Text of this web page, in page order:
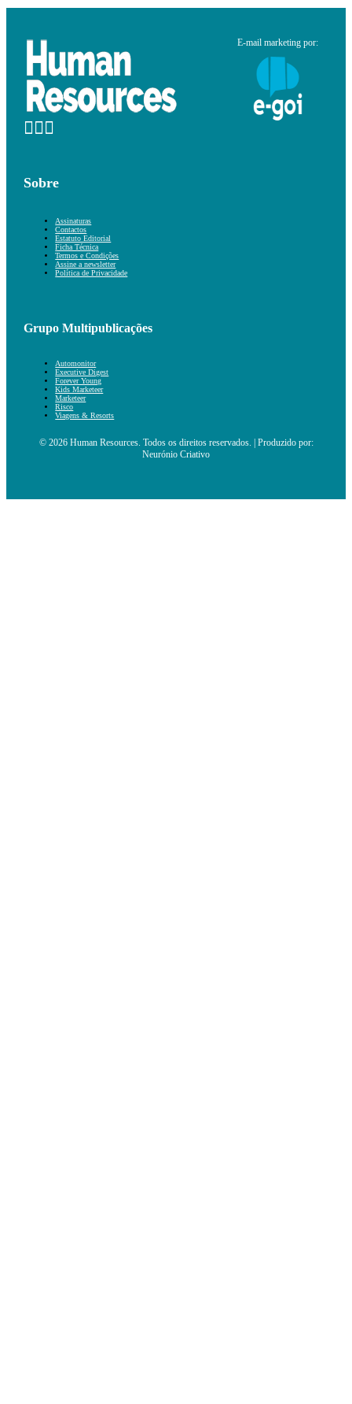
E-mail marketing por:
Sobre
Assinaturas
Contactos
Estatuto Editorial
Ficha Técnica
Termos e Condições
Assine a newsletter
Política de Privacidade
Grupo Multipublicações
Automonitor
Executive Digest
Forever Young
Kids Marketeer
Marketeer
Risco
Viagens & Resorts
© 2026 Human Resources. Todos os direitos reservados. | Produzido por:
Neurónio Criativo